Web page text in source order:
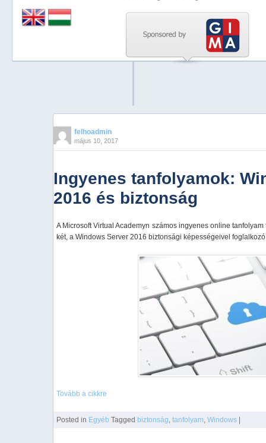
felhoadmin
május 10, 2017
Ingyenes tanfolyamok:
2016 és biztonság
A Microsoft Virtual Academyn számos ingyenes online
két, a Windows Server 2016 biztonsági képességeivel
Tovább a cikkre
Posted in Egyéb Tagged biztonság tanfolyam, Windows |